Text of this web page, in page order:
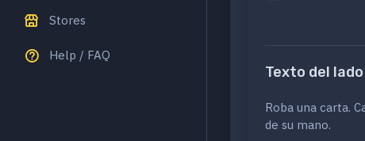
Stores
Help / FAQ
Texto del
Roba una carta.
de su mano.